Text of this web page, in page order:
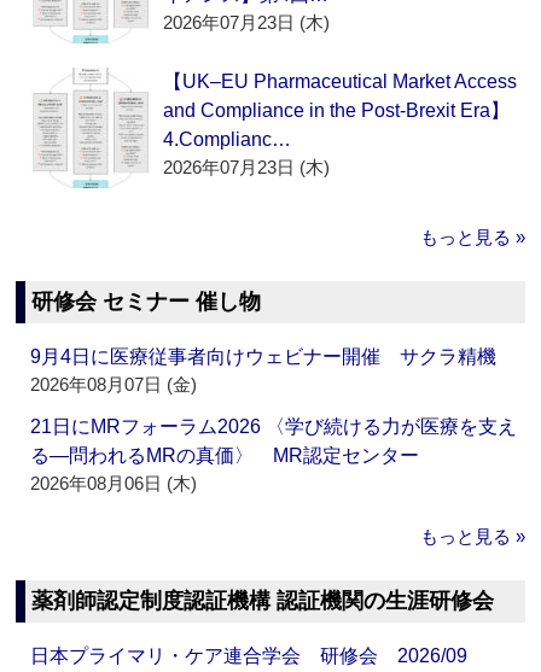
2026年07月23日 (木)
【UK–EU Pharmaceutical Market Access
and Compliance in the Post-Brexit Era】
4.Complianc…
2026年07月23日 (木)
もっと見る »
研修会 セミナー 催し物
9月4日に医療従事者向けウェビナー開催 サクラ精機
2026年08月07日 (金)
21日にMRフォーラム2026 〈学び続ける力が医療を支え
る―問われるMRの真価〉 MR認定センター
2026年08月06日 (木)
もっと見る »
薬剤師認定制度認証機構 認証機関の生涯研修会
日本プライマリ・ケア連合学会 研修会 2026/09